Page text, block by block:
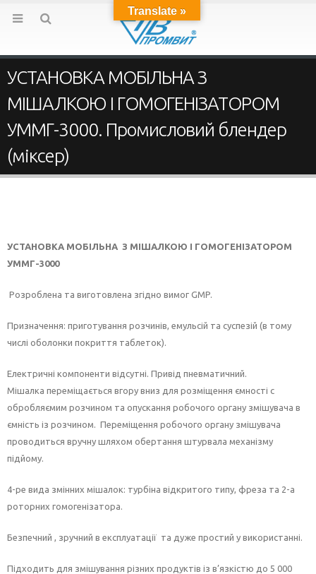
УСТАНОВКА МОБІЛЬНА З
МІШАЛКОЮ І ГОМОГЕНІЗАТОРОМ
УММГ-3000. Промисловий блендер
(міксер)
УСТАНОВКА МОБІЛЬНА З МІШАЛКОЮ І ГОМОГЕНІЗАТОРОМ
УММГ-3000
Розроблена та виготовлена згідно вимог GMP.
Призначення: приготування розчинів, емульсій та суспезій (в тому
числі оболонки покриття таблеток).
Електричні компоненти відсутні. Привід пневматичний.
Мішалка переміщається вгору вниз для розміщення ємності с
обробляємим розчином та опускання робочого органу змішувача в
ємність із розчином. Переміщення робочого органу змішувача
проводиться вручну шляхом обертання штурвала механізму
підйому.
4-ре вида змінних мішалок: турбіна відкритого типу, фреза та 2-а
роторних гомогенізатора.
Безпечний , зручний в експлуатації та дуже простий у використанні.
Підходить для змішування різних продуктів із в’язкістю до 5 000
Translate »